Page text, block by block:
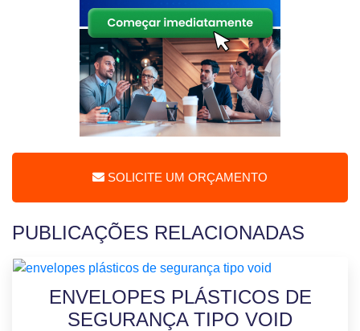
SOLICITE UM ORÇAMENTO
PUBLICAÇÕES RELACIONADAS
ENVELOPES PLÁSTICOS DE
SEGURANÇA TIPO VOID